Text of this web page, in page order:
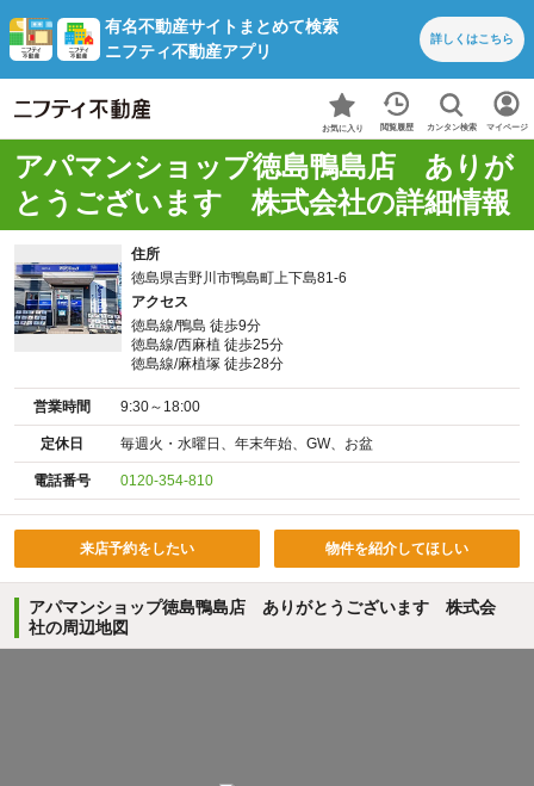
有名不動産サイトまとめて検索
ニフティ不動産アプリ
詳しくはこちら
お気に入り 閲覧履歴 カンタン検索 マイページ
アパマンショップ徳島鴨島店 ありが
とうございます 株式会社の詳細情報
住所
徳島県吉野川市鴨島町上下島81-6
アクセス
徳島線/鴨島 徒歩9分
徳島線/西麻植 徒歩25分
徳島線/麻植塚 徒歩28分
営業時間 9:30～18:00
定休日 毎週火・水曜日、年末年始、GW、お盆
電話番号 0120-354-810
来店予約をしたい 物件を紹介してほしい
アパマンショップ徳島鴨島店 ありがとうございます 株式会
社の周辺地図